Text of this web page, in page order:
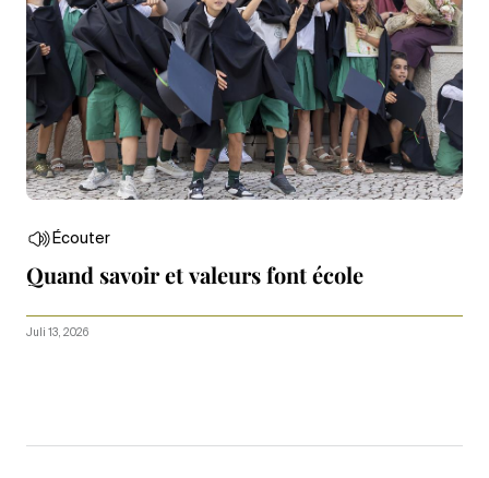
Écouter
Quand savoir et valeurs font école
Juli 13, 2026